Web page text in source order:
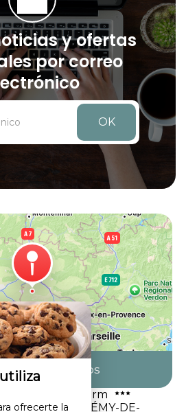
ofrecerte la
y ofertas
por correo
OK
hacia nosotros
Philippe's Farm
PERS ·SAINT-RÉMY-DE-